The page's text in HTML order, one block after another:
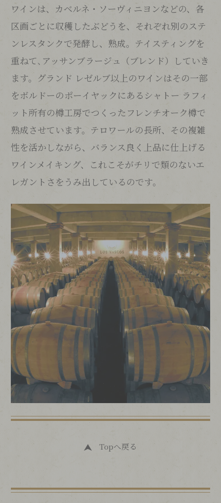
ワインは、カベルネ・ソーヴィニヨンなどの、各
区画ごとに収穫したぶどうを、それぞれ別のステ
ンレスタンクで発酵し、熟成。テイスティングを
重ねて､アッサンブラージュ（ブレンド）していき
ます。グランド レゼルブ以上のワインはその一部
をボルドーのポーイヤックにあるシャトー ラフィ
ット所有の樽工房でつくったフレンチオーク樽で
熟成させています。テロワールの長所、その複雑
性を活かしながら、バランス良く上品に仕上げる
ワインメイキング、これこそがチリで類のないエ
レガントさをうみ出しているのです。
Topへ戻る